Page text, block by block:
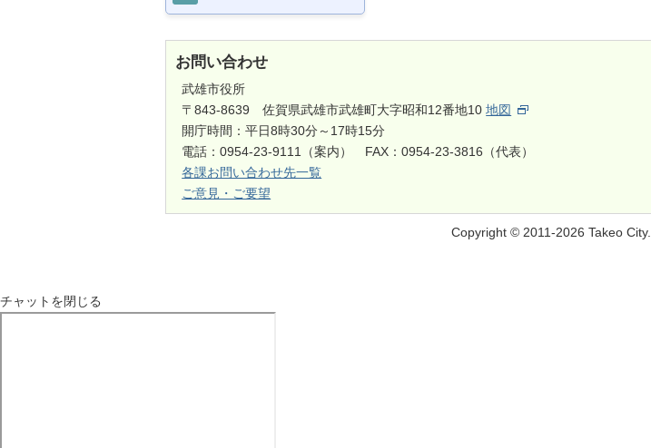
お問い合わせ
武雄市役所
〒843-8639 佐賀県武雄市武雄町大字昭和12番地10地図
開庁時間：平日8時30分～17時15分
電話：0954-23-9111（案内） FAX：0954-23-3816（代表）
各課お問い合わせ先一覧
ご意見・ご要望
Copyright © 2011-2026 Takeo City.
チャットを閉じる